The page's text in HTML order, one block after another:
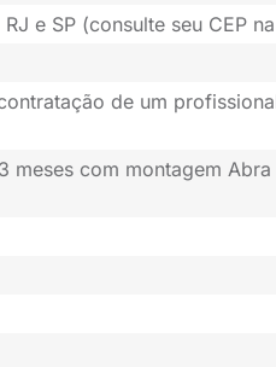
e SP (consulte seu CEP
de um
meses com montagem